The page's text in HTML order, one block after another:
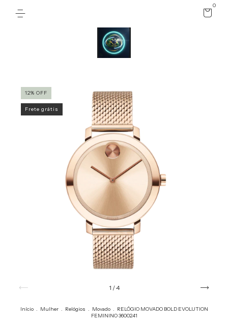
0
12% OFF
Frete grátis
1 /4
Início Mulher Relógios Movado
RELÓGIO MOVADO BOLD EVOLUTION
FEMININO 3600241